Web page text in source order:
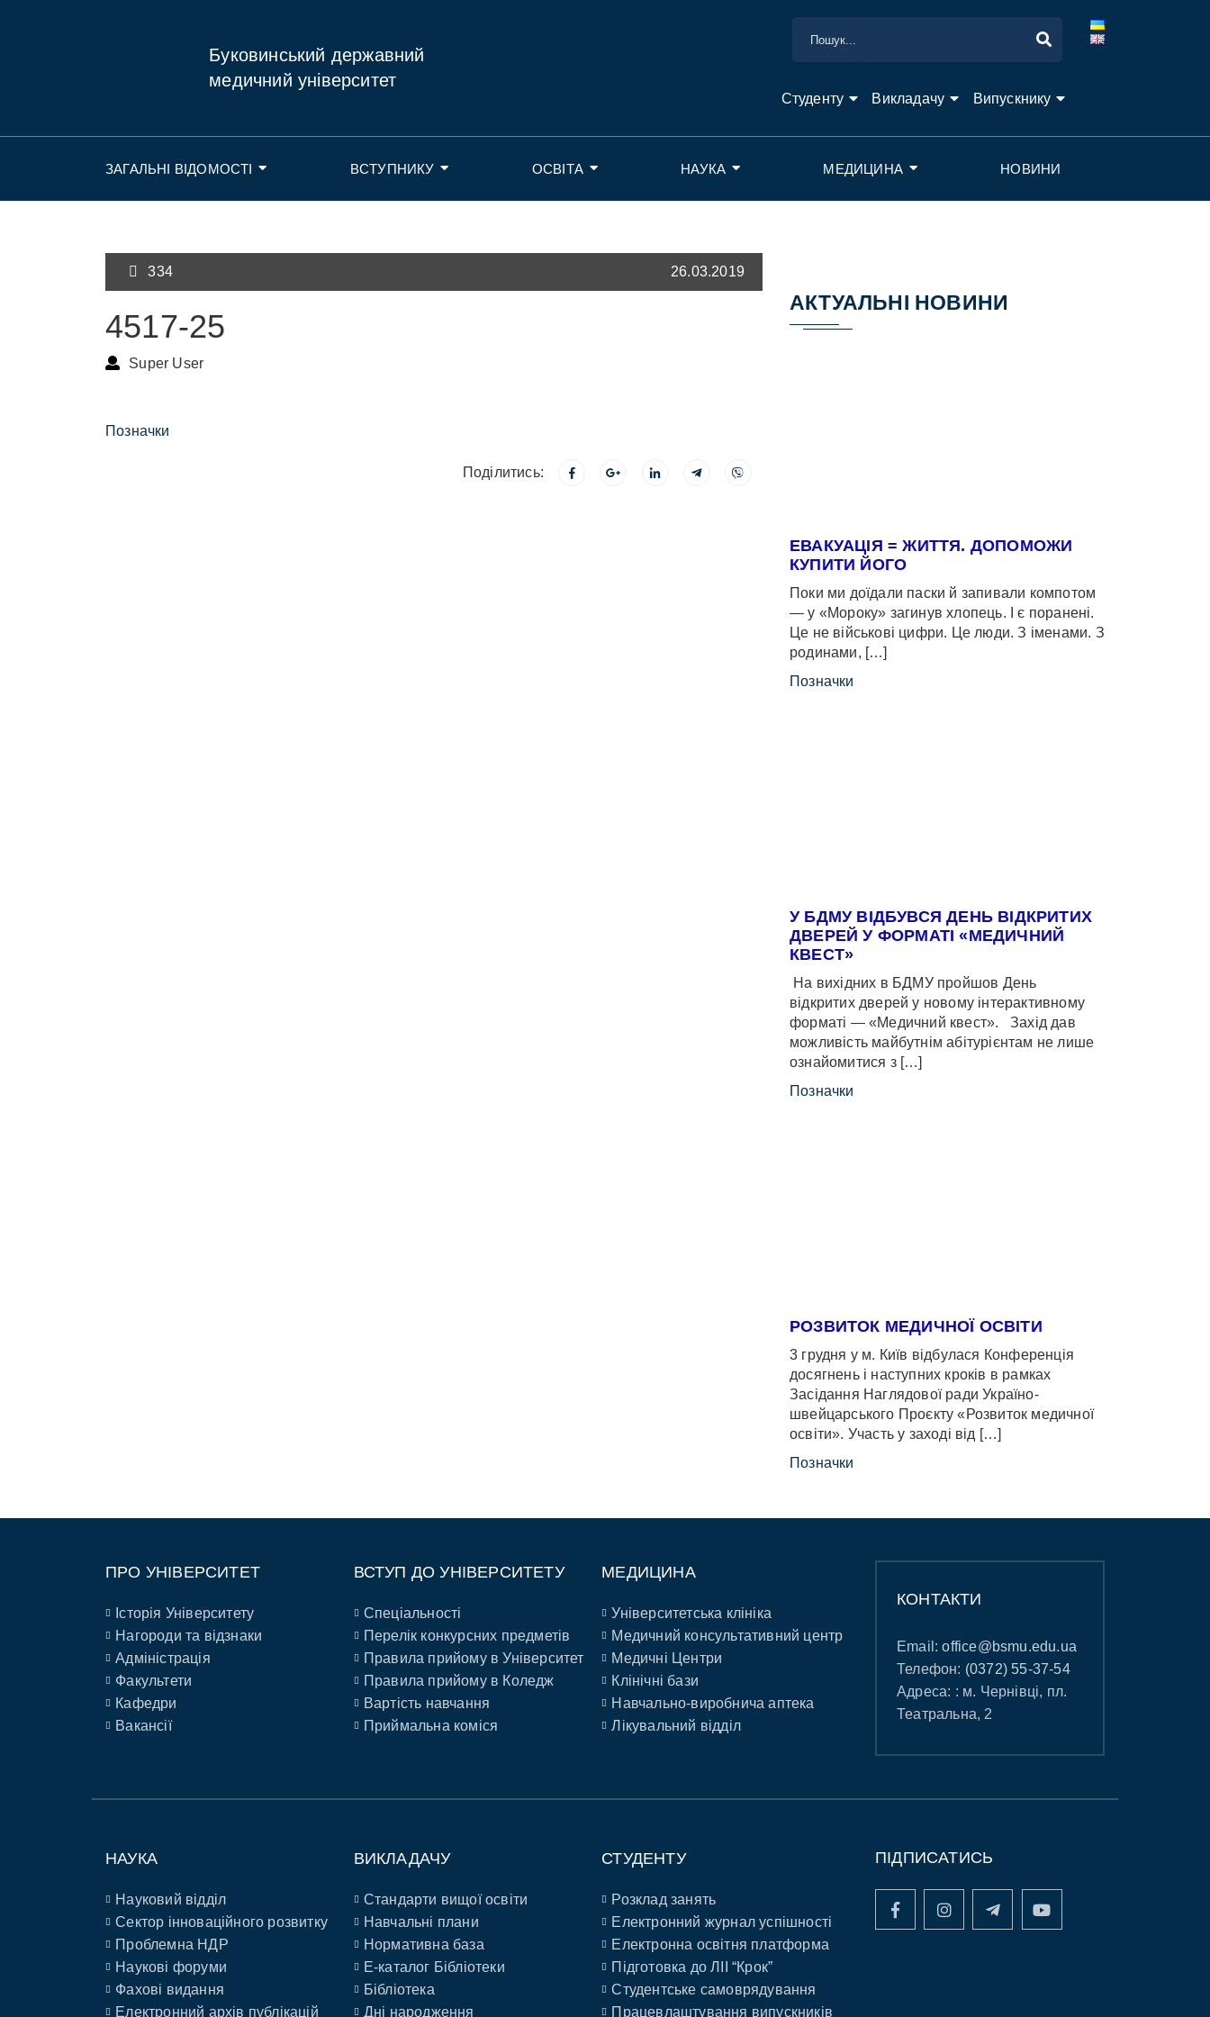
Буковинський державний
медичний університет
Студенту Викладачу Випускнику
ЗАГАЛЬНІ ВІДОМОСТІ ВСТУПНИКУ ОСВІТА НАУКА МЕДИЦИНА НОВИНИ
334 26.03.2019
4517-25
Super User
Позначки
Поділитись:
АКТУАЛЬНІ НОВИНИ
ЕВАКУАЦІЯ = ЖИТТЯ. ДОПОМОЖИ
КУПИТИ ЙОГО
Поки ми доїдали паски й запивали компотом
— у «Мороку» загинув хлопець. І є поранені.
Це не військові цифри. Це люди. З іменами. З
родинами, […]
Позначки
У БДМУ ВІДБУВСЯ ДЕНЬ ВІДКРИТИХ
ДВЕРЕЙ У ФОРМАТІ «МЕДИЧНИЙ
КВЕСТ»
На вихідних в БДМУ пройшов День
відкритих дверей у новому інтерактивному
форматі — «Медичний квест». Захід дав
можливість майбутнім абітурієнтам не лише
ознайомитися з […]
Позначки
РОЗВИТОК МЕДИЧНОЇ ОСВІТИ
3 грудня у м. Київ відбулася Конференція
досягнень і наступних кроків в рамках
Засідання Наглядової ради Україно-
швейцарського Проєкту «Розвиток медичної
освіти». Участь у заході від […]
Позначки
ПРО УНІВЕРСИТЕТ
Історія Університету
Нагороди та відзнаки
Адміністрація
Факультети
Кафедри
Вакансії
ВСТУП ДО УНІВЕРСИТЕТУ
Спеціальності
Перелік конкурсних предметів
Правила прийому в Університет
Правила прийому в Коледж
Вартість навчання
Приймальна коміся
МЕДИЦИНА
Університетська клініка
Медичний консультативний центр
Медичні Центри
Клінічні бази
Навчально-виробнича аптека
Лікувальний відділ
КОНТАКТИ
Email:office@bsmu.edu.ua
Телефон: (0372) 55-37-54
Адреса: : м. Чернівці, пл.
Театральна, 2
НАУКА
Науковий відділ
Сектор інноваційного розвитку
Проблемна НДР
Наукові форуми
Фахові видання
Електронний архів публікацій
ВИКЛАДАЧУ
Стандарти вищої освіти
Навчальні плани
Нормативна база
E-каталог Бібліотеки
Бібліотека
Дні народження
СТУДЕНТУ
Розклад занять
Електронний журнал успішності
Електронна освітня платформа
Підготовка до ЛІІ “Крок”
Студентське самоврядування
Працевлаштування випускників
ПІДПИСАТИСЬ